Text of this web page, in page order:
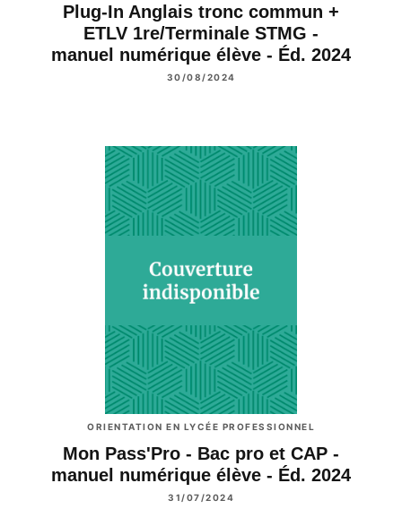
Plug-In Anglais tronc commun +
ETLV 1re/Terminale STMG -
manuel numérique élève - Éd. 2024
30/08/2024
ORIENTATION EN LYCÉE PROFESSIONNEL
Mon Pass'Pro - Bac pro et CAP -
manuel numérique élève - Éd. 2024
31/07/2024